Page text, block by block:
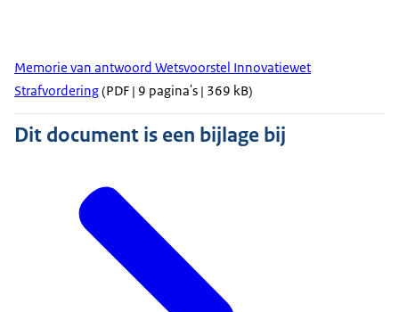
Memorie van antwoord Wetsvoorstel Innovatiewet
Strafvordering(PDF | 9 pagina's | 369 kB)
Dit document is een bijlage bij